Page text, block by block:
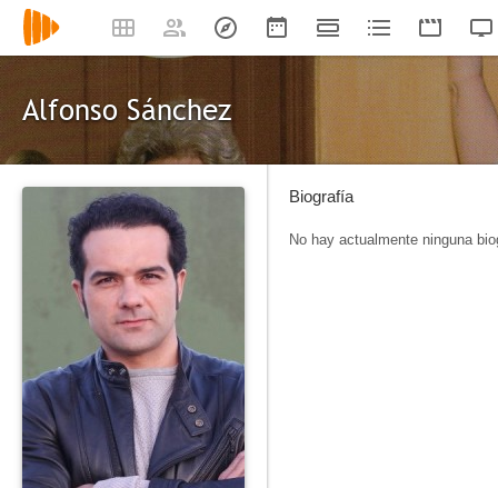
Alfonso Sánchez
Biografía
No hay actualmente ninguna